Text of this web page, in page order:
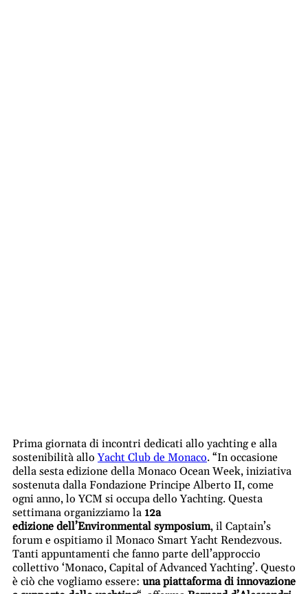
Prima giornata di incontri dedicati allo yachting e alla
sostenibilità alloYacht Club de Monaco. “In occasione
della sesta edizione della Monaco Ocean Week, iniziativa
sostenuta dalla Fondazione Principe Alberto II, come
ogni anno, lo YCM si occupa dello Yachting. Questa
settimana organizziamo la 12a
edizione dell’Environmental symposium, il Captain’s
forum e ospitiamo il Monaco Smart Yacht Rendezvous.
Tanti appuntamenti che fanno parte dell’approccio
collettivo ‘Monaco, Capital of Advanced Yachting’. Questo
è ciò che vogliamo essere: una piattaforma di innovazione